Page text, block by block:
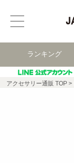
ランキング
アクセサリー通販 TOP